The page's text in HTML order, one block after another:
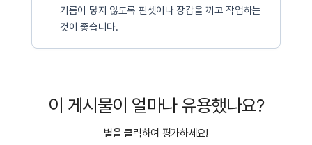
기름이 닿지 않도록 핀셋이나 장갑을 끼고 작업하는
것이 좋습니다.
이 게시물이 얼마나 유용했나요?
별을 클릭하여 평가하세요!